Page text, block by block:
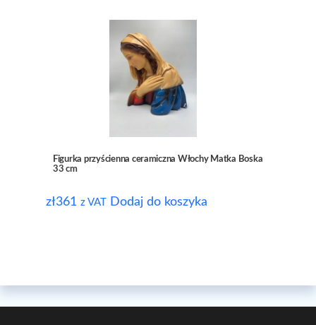
Figurka przyścienna ceramiczna Włochy Matka Boska
33 cm
zł361 z VAT Dodaj do koszyka